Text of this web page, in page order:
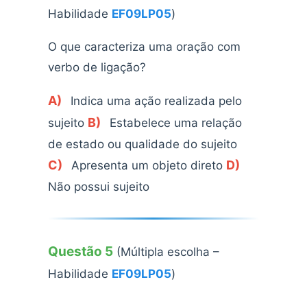
Habilidade EF09LP05)
O que caracteriza uma oração com
verbo de ligação?
A)
Indica uma ação realizada pelo
sujeito B)
Estabelece uma relação
de estado ou qualidade do sujeito
C) Apresenta um objeto direto D)
Não possui sujeito
Questão 5 (Múltipla escolha –
Habilidade EF09LP05)